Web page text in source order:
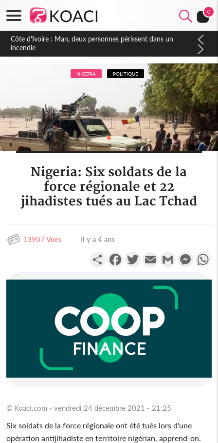
0
Côte d'Ivoire : Séileu, la célébration de la fête nationale
transformée en vaste campagne contre les produits
dépigmentants dangereux
NIGERIA POLITIQUE
Nigeria: Six soldats de la
force régionale et 22
jihadistes tués au Lac Tchad
13907 Vues Il y a 4 ans
PartagerFacebookTwitterEmail Gmail
© Koaci.com - vendredi 24 décembre 2021 - 21:25
Six soldats de la force régionale ont été tués lors d'une
opération antijihadiste en territoire nigérian, apprend-on.